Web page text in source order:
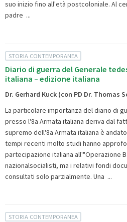
suo inizio fino all'età postcoloniale. Al
padre ...
STORIA CONTEMPORANEA
Diario di guerra del Generale
italiana – edizione italiana
Dr. Gerhard Kuck (con PD Dr. Thomas
La particolare importanza del diario di
presso l'8a Armata italiana deriva dal
supremo dell'8a Armata italiana è
tempi recenti molto studi hanno
partecipazione italiana all'"Operazione
nazionalsocialisti, ma i relativi fondi
consultati solo parzialmente. Una ...
STORIA CONTEMPORANEA